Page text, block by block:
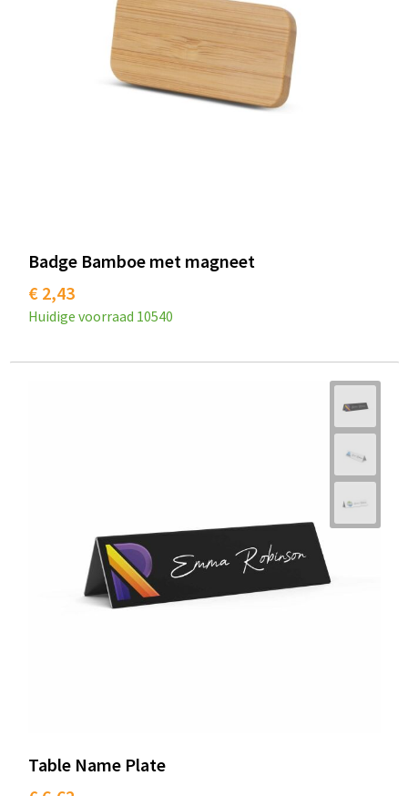
Badge Bamboe met magneet
€ 2,43
Huidige voorraad 10540
Table Name Plate